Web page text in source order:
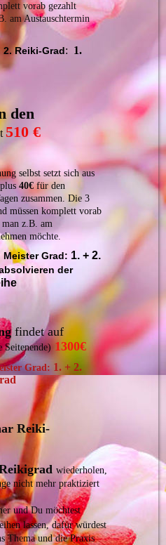
vorab gezahlt
am Austauschtermin
Reiki-Grad: 1.
den
510 €
selbst setzt sich aus
40€für den
zusammen. Die 3
müssen komplett vorab
man z.B. am
möchte.
Grad: 1. + 2.
der
findet auf
Seitenende) 1300€
Grad: 1. + 2.
Reiki-
wiederholen,
nicht mehr praktiziert
und Du möchtest
lassen, dafür würdest
Thema und die Praxis